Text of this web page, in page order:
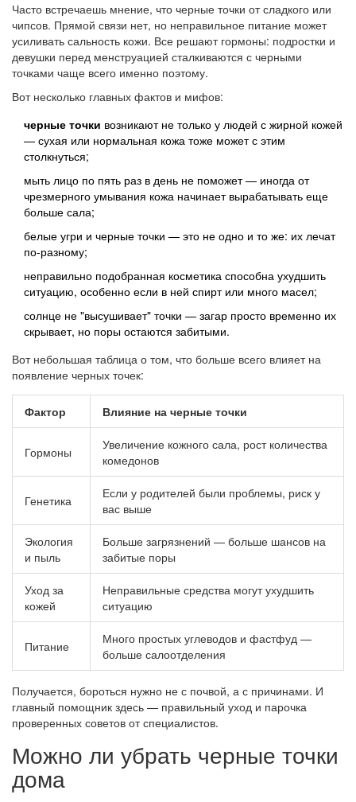
Часто встречаешь мнение, что черные точки от сладкого или
чипсов. Прямой связи нет, но неправильное питание может
усиливать сальность кожи. Все решают гормоны: подростки и
девушки перед менструацией сталкиваются с черными
точками чаще всего именно поэтому.
Вот несколько главных фактов и мифов:
черные точки возникают не только у людей с жирной кожей
— сухая или нормальная кожа тоже может с этим
столкнуться;
мыть лицо по пять раз в день не поможет — иногда от
чрезмерного умывания кожа начинает вырабатывать еще
больше сала;
белые угри и черные точки — это не одно и то же: их лечат
по-разному;
неправильно подобранная косметика способна ухудшить
ситуацию, особенно если в ней спирт или много масел;
солнце не "высушивает" точки — загар просто временно их
скрывает, но поры остаются забитыми.
Вот небольшая таблица о том, что больше всего влияет на
появление черных точек:
Фактор Влияние на черные точки
Гормоны
Увеличение кожного сала, рост количества
комедонов
Генетика
Если у родителей были проблемы, риск у
вас выше
Экология
и пыль
Больше загрязнений — больше шансов на
забитые поры
Уход за
кожей
Неправильные средства могут ухудшить
ситуацию
Питание
Много простых углеводов и фастфуд —
больше салоотделения
Получается, бороться нужно не с почвой, а с причинами. И
главный помощник здесь — правильный уход и парочка
проверенных советов от специалистов.
Можно ли убрать черные точки
дома